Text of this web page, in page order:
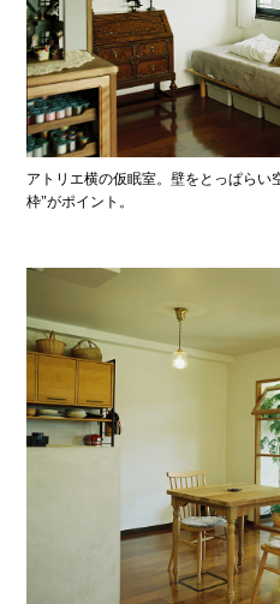
アトリエ横の仮眠室。壁をとっぱらい
枠"がポイント。